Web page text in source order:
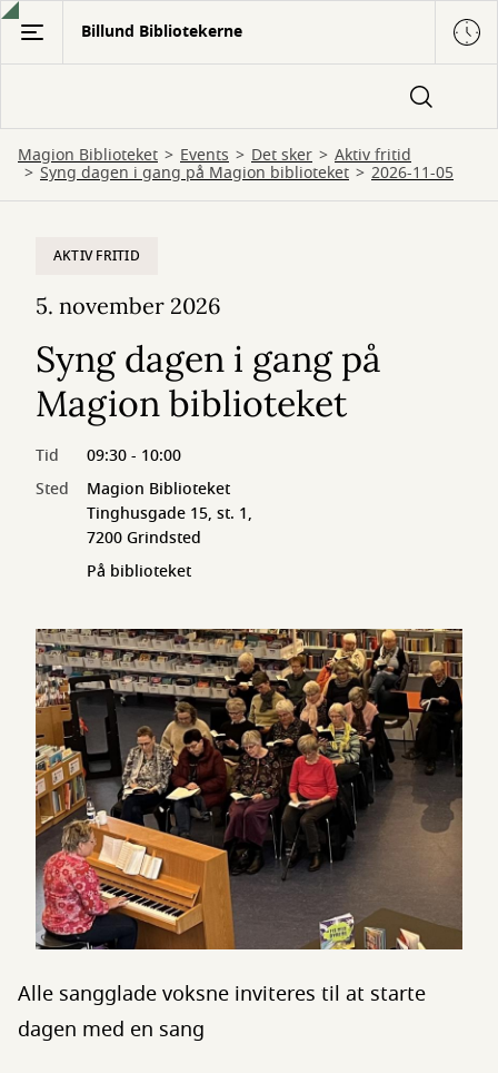
Gå
hovedindhold
Billund Bibliotekerne
Magion Biblioteket Events Det sker Aktiv fritid
Syng dagen i gang på Magion biblioteket 2026-11-05
AKTIV FRITID
5. november 2026
Syng dagen i gang på
Magion biblioteket
Tid
09:30 - 10:00
Sted
Magion Biblioteket
Tinghusgade 15, st. 1,
7200 Grindsted
På biblioteket
Alle sangglade voksne inviteres til at starte
dagen med en sang